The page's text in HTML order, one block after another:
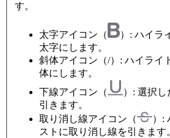
す。
太字アイコン（
）: ハイラ
太字にします。
斜体アイコン（/）: ハイライ
体にします。
下線アイコン（
）: 選択
引きます。
取り消し線アイコン（
）:
ストに取り消し線を引きます